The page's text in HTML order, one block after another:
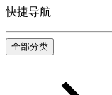
快捷导航
全部分类